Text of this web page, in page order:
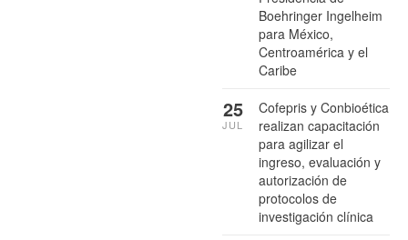
Boehringer Ingelheim
para México,
Centroamérica y el
Caribe
Cofepris y Conbioética
realizan capacitación
para agilizar el
ingreso, evaluación y
autorización de
protocolos de
investigación clínica
25
JUL